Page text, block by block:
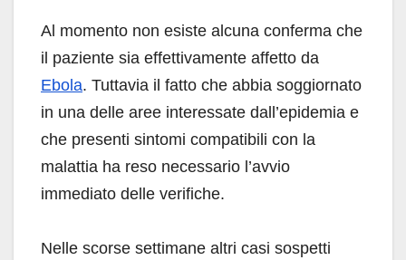
Al momento non esiste alcuna conferma che
il paziente sia effettivamente affetto da
Ebola. Tuttavia il fatto che abbia soggiornato
in una delle aree interessate dall’epidemia e
che presenti sintomi compatibili con la
malattia ha reso necessario l’avvio
immediato delle verifiche.
Nelle scorse settimane altri casi sospetti